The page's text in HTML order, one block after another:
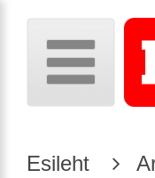
Esileht